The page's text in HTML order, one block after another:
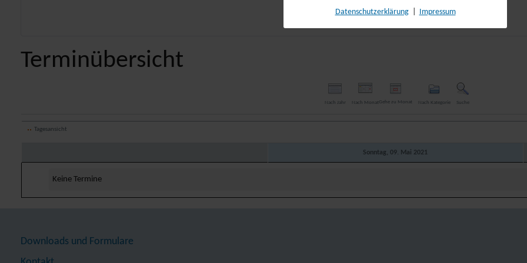
Terminübersicht
Nach Jahr Nach MonatGehe zu Monat Nach Kategorie Suche
Tagesansicht
Sonntag, 09. Mai 2021
Keine Termine
Downloads und Formulare
Datenschutzerklärung Impressum